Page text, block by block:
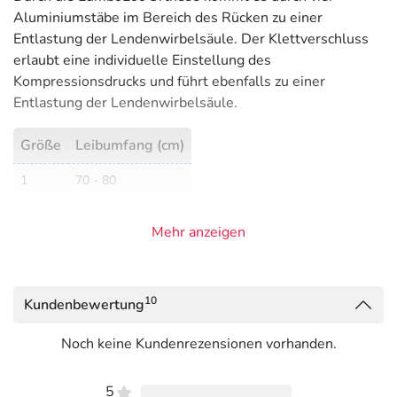
Aluminiumstäbe im Bereich des Rücken zu einer
Entlastung der Lendenwirbelsäule. Der Klettverschluss
erlaubt eine individuelle Einstellung des
Kompressionsdrucks und führt ebenfalls zu einer
Entlastung der Lendenwirbelsäule.
Größe Leibumfang (cm)
1
70 - 80
5
110 - 120
120 - 130
Mehr anzeigen
Kundenbewertung10
Noch keine Kundenrezensionen vorhanden.
5